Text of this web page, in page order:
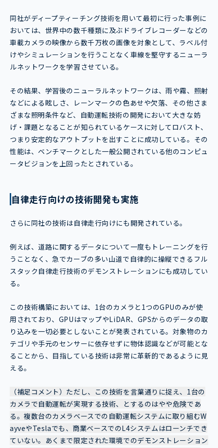
同社がディープティーチング技術を用いて最初に行った事例に
おいては、世界中の数千種類に及ぶドライブレコーダーなどの
車載カメラの映像から数千万枚の画像を対象として、ラベル付
けやシミュレーションを行うことなく車線を堅守するニューラ
ルネットワークを学習させている。
その結果、学習後のニューラルネットワークは、雨や霧、照射
などによる眩しさ、レーンマークの色あせや欠落、その他さま
ざまな照明条件など、自動運転技術の開発において大きな妨
げ・課題となることが知られているケースに対してロバスト、
つまり安定的なアウトプットを出すことに成功している。その
性能は、ベンチマークとした一般公開されている他のコンピュ
ータビジョンを上回ったとされている。
自律走行向けの技術開発も実施
さらに同社の技術は自律走行向けにも開発されている。
例えば、道路に関するデータについて一度もトレーニングを行
うことなく、急でカーブの多い山道で自律的に操縦できるフル
スタック自律走行技術のデモンストレーションにも成功してい
る。
この技術構築においては、1台のカメラと1つのGPUのみが使
用されており、GPUはマップやLiDAR、GPSからのデータの取
り込みを一切必要としないことが発表されている。対象物のカ
テゴリや手元のセンサーに依存せずに物体認識などが可能とな
ることから、目指している技術は非常に革新的であるように見
える。
（補足コメント）ただし、この技術を言葉通りに捉え、1台の
カメラで自動運転が実現する技術、とするのはやや危険であ
る。複数台のカメラベースでの自動運転システムに取り組むW
ayveやTeslaでも、商業ベースでのL4システムはローンチでき
ていない。あくまで限定された環境でのデモンストレーション